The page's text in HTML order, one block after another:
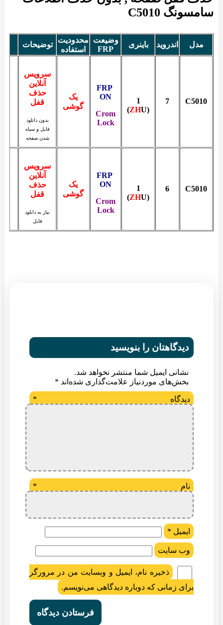
سامسونگ C5010
مدل اندروید باینری
وضیعت
FRP
محدودیت
استفاده
توضیحات
C5010
7
1
(
ZHU)
FRP
ON
Crom
Lock
یک
گوشی
سرویس
آنلاین
حذف
قفل
بدون دانلود
فایل و سیاه
شدن صفحه
C5010
6
1
(
ZHU)
FRP
ON
Crom
Lock
یک
گوشی
سرویس
آنلاین
حذف
قفل
نیاز به دانلود
فایل
دیدگاهتان را بنویسید
نشانی ایمیل شما منتشر نخواهد شد.
بخش‌های موردنیاز علامت‌گذاری شده‌اند *
دیدگاه *
نام *
ایمیل *
وب‌ سایت
ذخیره نام، ایمیل و وبسایت من در مرورگر
برای زمانی که دوباره دیدگاهی می‌نویسم.